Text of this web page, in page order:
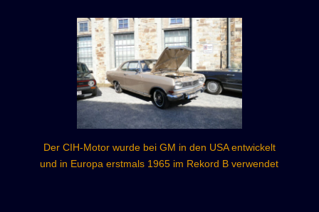
Der CIH-Motor wurde bei GM in den USA entwickelt
und in Europa erstmals 1965 im Rekord B verwendet